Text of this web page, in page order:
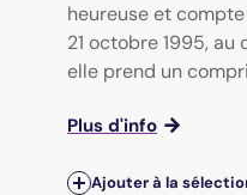
heureuse et
21 octobre 1995,
elle prend un
Plus d'info
Ajouter à la